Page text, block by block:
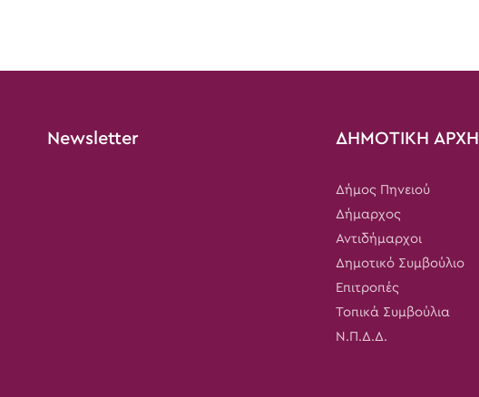
Newsletter ΔΗΜΟΤΙΚΗ ΑΡΧΗ
Δήμος Πηνειού
Δήμαρχος
Αντιδήμαρχοι
Δημοτικό Συμβούλιο
Επιτροπές
Τοπικά Συμβούλια
Ν.Π.Δ.Δ.